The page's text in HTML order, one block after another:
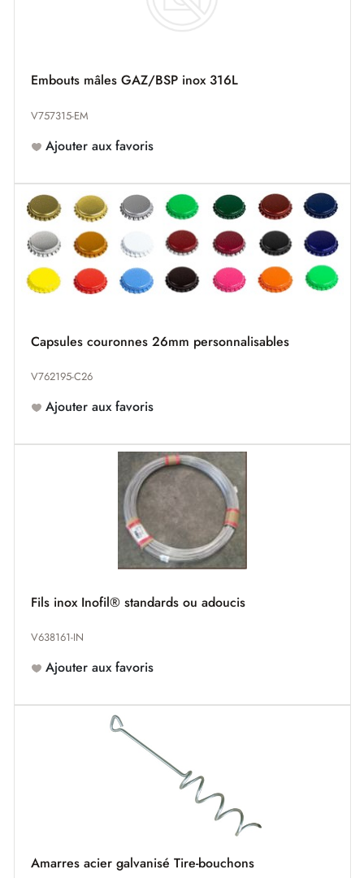
Embouts mâles GAZ/BSP inox 316L
V757315-EM
Ajouter aux favoris
Capsules couronnes 26mm personnalisables
V762195-C26
Ajouter aux favoris
Fils inox Inofil® standards ou adoucis
V638161-IN
Ajouter aux favoris
Amarres acier galvanisé Tire-bouchons